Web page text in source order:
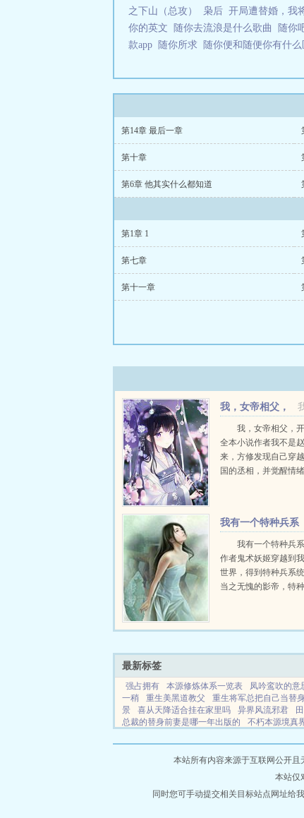
之下山（总攻）
枭后 开局遭替婚，我
你的英文
随你去流浪是什么歌曲 随你
款app
随你所求 随你便和随便你有什
第14章 最后一章
第十章
第6章 他其实什么都知道
第1章 1
第七章
第十一章
我，女帝相父，
开局指鹿为马
我，女帝相父，
全本小说作者我不是
来，方修发现自己穿
国的丞相，并觉醒情
我有一个特种兵系
我有一个特种兵
作者鬼术妖姬穿越到
世界，得到特种兵系
当之无愧的影帝，特
兵中之王。勇猛特...
最新标签
强占拥有 本源修炼体系一览表 凤吟鸾吹的意
一稍
重生美黑道教父 重生将军总把自己当替
景
喜从天降适合挂在家里吗 异界风流邪君
总裁的替身前妻是哪一年出版的
不朽本源境真
夫夫相爱
强占霸占 高山流水一线天什么意思
宁木小说 瑞竹小说 蓝屏小说 平木
苍天小说
天龙小说
本站所有内容来源于互联网公开且
本站仅
同时您可手动提交相关目标站点网址给